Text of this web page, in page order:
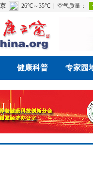
健康科普 专家园